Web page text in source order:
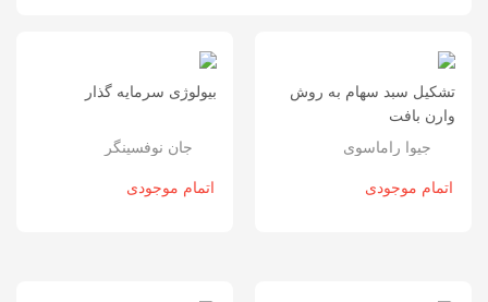
تشکیل سبد سهام به روش
وارن بافت
جیوا راماسوی
اتمام موجودی
بیولوژی سرمایه گذار
جان نوفسینگر
اتمام موجودی